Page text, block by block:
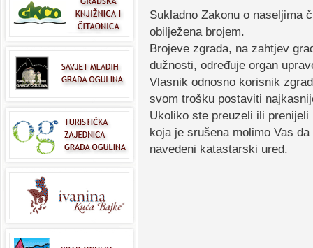
Sukladno Zakonu o naseljima
obilježena brojem.
Brojeve zgrada, na zahtjev
dužnosti, određuje organ
Vlasnik odnosno korisnik
svom trošku postaviti
Ukoliko ste preuzeli ili
koja je srušena molimo Vas
navedeni katastarski ured.